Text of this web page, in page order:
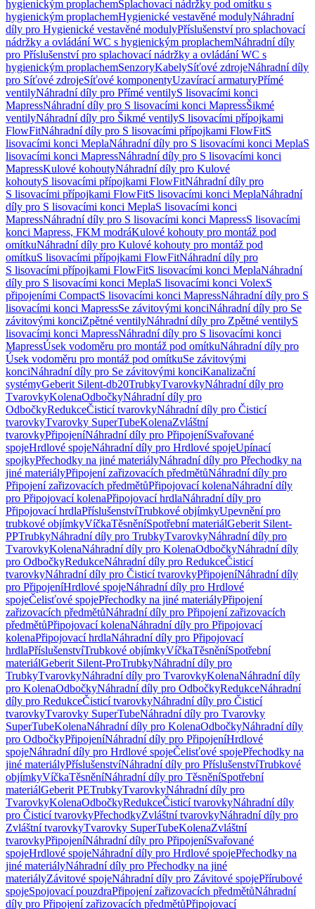
hygienickým proplachemSplachovací nádržky pod omítku s
hygienickým proplachemHygienické vestavěné modulyNáhradní
díly pro Hygienické vestavěné modulyPříslušenství pro splachovací
nádržky a ovládání WC s hygienickým proplachemNáhradní díly
pro Příslušenství pro splachovací nádržky a ovládání WC s
hygienickým proplachemSenzoryKabelySíťové zdrojeNáhradní díly
pro Síťové zdrojeSíťové komponentyUzavírací armaturyPřímé
ventilyNáhradní díly pro Přímé ventilyS lisovacími konci
MapressNáhradní díly pro S lisovacími konci MapressŠikmé
ventilyNáhradní díly pro Šikmé ventilyS lisovacími přípojkami
FlowFitNáhradní díly pro S lisovacími přípojkami FlowFitS
lisovacími konci MeplaNáhradní díly pro S lisovacími konci MeplaS
lisovacími konci MapressNáhradní díly pro S lisovacími konci
MapressKulové kohoutyNáhradní díly pro Kulové
kohoutyS lisovacími přípojkami FlowFitNáhradní díly pro
S lisovacími přípojkami FlowFitS lisovacími konci MeplaNáhradní
díly pro S lisovacími konci MeplaS lisovacími konci
MapressNáhradní díly pro S lisovacími konci MapressS lisovacími
konci Mapress, FKM modráKulové kohouty pro montáž pod
omítkuNáhradní díly pro Kulové kohouty pro montáž pod
omítkuS lisovacími přípojkami FlowFitNáhradní díly pro
S lisovacími přípojkami FlowFitS lisovacími konci MeplaNáhradní
díly pro S lisovacími konci MeplaS lisovacími konci VolexS
připojeními CompactS lisovacími konci MapressNáhradní díly pro S
lisovacími konci MapressSe závitovými konciNáhradní díly pro Se
závitovými konciZpětné ventilyNáhradní díly pro Zpětné ventilyS
lisovacími konci MapressNáhradní díly pro S lisovacími konci
MapressÚsek vodoměru pro montáž pod omítkuNáhradní díly pro
Úsek vodoměru pro montáž pod omítkuSe závitovými
konciNáhradní díly pro Se závitovými konciKanalizační
systémyGeberit Silent-db20TrubkyTvarovkyNáhradní díly pro
TvarovkyKolenaOdbočkyNáhradní díly pro
OdbočkyRedukceČisticí tvarovkyNáhradní díly pro Čisticí
tvarovkyTvarovky SuperTubeKolenaZvláštní
tvarovkyPřipojeníNáhradní díly pro PřipojeníSvařované
spojeHrdlové spojeNáhradní díly pro Hrdlové spojeUpínací
spojkyPřechodky na jiné materiályNáhradní díly pro Přechodky na
jiné materiályPřipojení zařizovacích předmětůNáhradní díly pro
Připojení zařizovacích předmětůPřipojovací kolenaNáhradní díly
pro Připojovací kolenaPřipojovací hrdlaNáhradní díly pro
Připojovací hrdlaPříslušenstvíTrubkové objímkyUpevnění pro
trubkové objímkyVíčkaTěsněníSpotřební materiálGeberit Silent-
PPTrubkyNáhradní díly pro TrubkyTvarovkyNáhradní díly pro
TvarovkyKolenaNáhradní díly pro KolenaOdbočkyNáhradní díly
pro OdbočkyRedukceNáhradní díly pro RedukceČisticí
tvarovkyNáhradní díly pro Čisticí tvarovkyPřipojeníNáhradní díly
pro PřipojeníHrdlové spojeNáhradní díly pro Hrdlové
spojeČelisťové spojePřechodky na jiné materiályPřipojení
zařizovacích předmětůNáhradní díly pro Připojení zařizovacích
předmětůPřipojovací kolenaNáhradní díly pro Připojovací
kolenaPřipojovací hrdlaNáhradní díly pro Připojovací
hrdlaPříslušenstvíTrubkové objímkyVíčkaTěsněníSpotřební
materiálGeberit Silent-ProTrubkyNáhradní díly pro
TrubkyTvarovkyNáhradní díly pro TvarovkyKolenaNáhradní díly
pro KolenaOdbočkyNáhradní díly pro OdbočkyRedukceNáhradní
díly pro RedukceČisticí tvarovkyNáhradní díly pro Čisticí
tvarovkyTvarovky SuperTubeNáhradní díly pro Tvarovky
SuperTubeKolenaNáhradní díly pro KolenaOdbočkyNáhradní díly
pro OdbočkyPřipojeníNáhradní díly pro PřipojeníHrdlové
spojeNáhradní díly pro Hrdlové spojeČelisťové spojePřechodky na
jiné materiályPříslušenstvíNáhradní díly pro PříslušenstvíTrubkové
objímkyVíčkaTěsněníNáhradní díly pro TěsněníSpotřební
materiálGeberit PETrubkyTvarovkyNáhradní díly pro
TvarovkyKolenaOdbočkyRedukceČisticí tvarovkyNáhradní díly
pro Čisticí tvarovkyPřechodkyZvláštní tvarovkyNáhradní díly pro
Zvláštní tvarovkyTvarovky SuperTubeKolenaZvláštní
tvarovkyPřipojeníNáhradní díly pro PřipojeníSvařované
spojeHrdlové spojeNáhradní díly pro Hrdlové spojePřechodky na
jiné materiályNáhradní díly pro Přechodky na jiné
materiályZávitové spojeNáhradní díly pro Závitové spojePřírubové
spojeSpojovací pouzdraPřipojení zařizovacích předmětůNáhradní
díly pro Připojení zařizovacích předmětůPřipojovací